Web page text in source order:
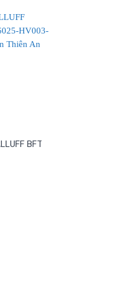
D00A0C-S4)
BFT0012 (BFT 6025-